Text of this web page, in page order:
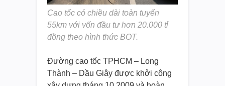
Cao tốc có chiều dài toàn tuyến
55km với vốn đầu tư hơn 20.000 tỉ
đồng theo hình thức BOT.
Đường cao tốc TPHCM – Long
Thành – Dầu Giây được khởi công